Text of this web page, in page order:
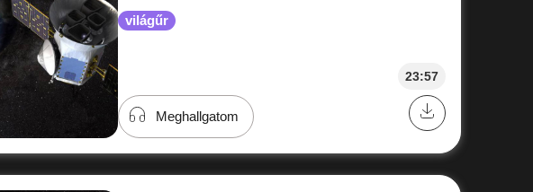
világűr
23:57
Meghallgatom